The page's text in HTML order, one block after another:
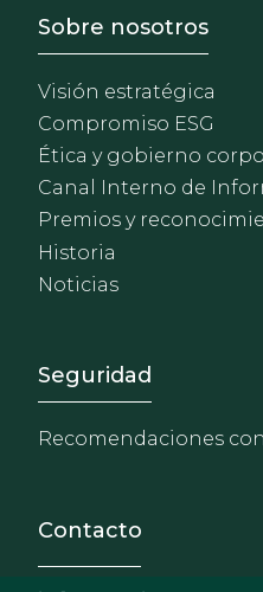
Footer -
Sobre nosotros
Visión estratégica
Compromiso ESG
Ética y gobierno
Canal Interno de
Premios y
Historia
Noticias
Footer -
Seguridad
Recomendaciones
Contacto